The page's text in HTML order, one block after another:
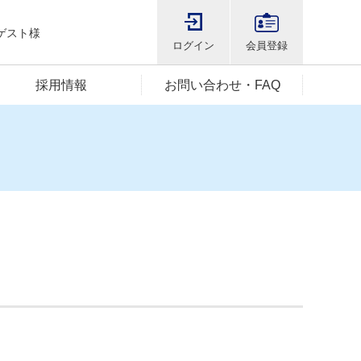
スト様
ログイン 会員登録
採用情報 お問い合わせ・FAQ